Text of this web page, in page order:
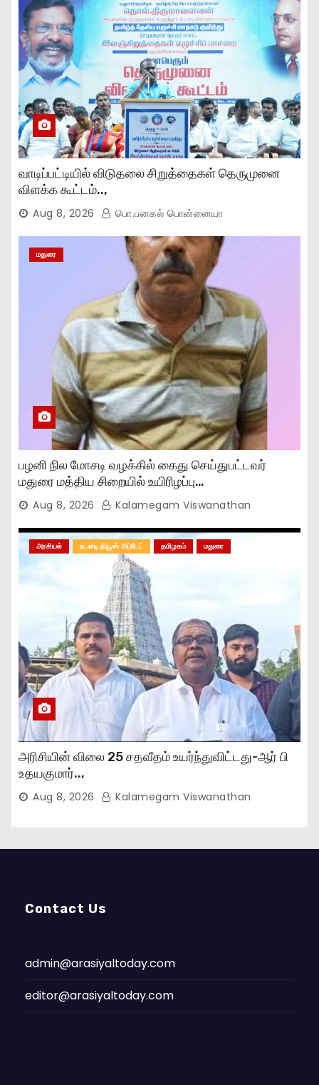
வாடிப்பட்டியில் விடுதலை சிறுத்தைகள் தெருமுனை
விளக்க கூட்டம்..,
Aug 8, 2026 பொ.பனகல் பொன்னையா
மதுரை
பழனி நில மோசடி வழக்கில் கைது செய்துபட்டவர்
மதுரை மத்திய சிறையில் உயிரிழப்பு…
Aug 8, 2026 Kalamegam Viswanathan
அரசியல் உடனடி நியூஸ் அப்டேட் தமிழகம் மதுரை
அரிசியின் விலை 25 சதவீதம் உயர்ந்துவிட்டது-ஆர் பி
உதயகுமார்..,
Aug 8, 2026 Kalamegam Viswanathan
Contact Us
admin@arasiyaltoday.com
editor@arasiyaltoday.com